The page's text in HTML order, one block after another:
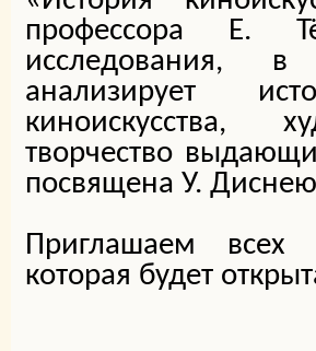
профессора Е.
исследования,
анализирует
киноискусства,
творчество
посвящена У.
Приглашаем всех
которая будет